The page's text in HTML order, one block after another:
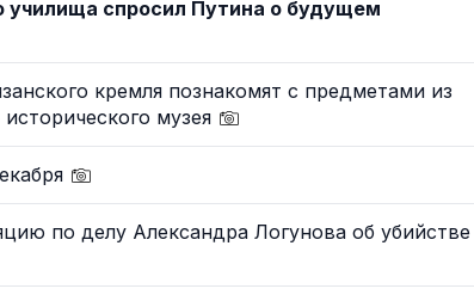
училища спросил Путина о будущем
кремля познакомят с предметами из
музея
по делу Александра Логунова об убийстве